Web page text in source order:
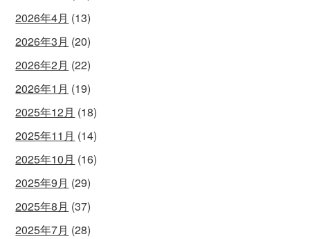
2026年4月 (13)
2026年3月 (20)
2026年2月 (22)
2026年1月 (19)
2025年12月 (18)
2025年11月 (14)
2025年10月 (16)
2025年9月 (29)
2025年8月 (37)
2025年7月 (28)